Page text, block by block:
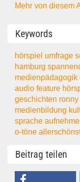
Mehr von diesem
Keywords
hörspiel umfrage
hamburg
medienpädagogik
audiofeature
geschichten ronny
medienbildung
sprache
o-töne
Beitrag teilen